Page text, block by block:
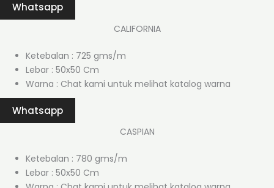
Whatsapp
CALIFORNIA
Ketebalan : 725 gms/m
Lebar : 50x50 Cm
Warna : Chat kami untuk melihat katalog warna
Whatsapp
CASPIAN
Ketebalan : 780 gms/m
Lebar : 50x50 Cm